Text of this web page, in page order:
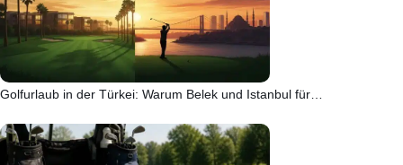
Golfurlaub in der Türkei: Warum Belek und Istanbul für…